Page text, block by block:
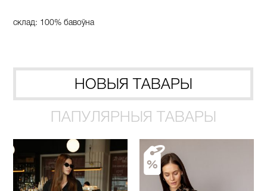
склад: 100% бавоўна
НОВЫЯ ТАВАРЫ
ПАПУЛЯРНЫЯ ТАВАРЫ